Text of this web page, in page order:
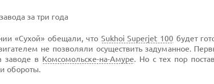
за три года
«Сухой» обещали, что Sukhoi Superjet 100будет
не позволяли осуществить задуманное.
заводе в Комсомольске-на-Амуре. Но с тех пор
обороты.